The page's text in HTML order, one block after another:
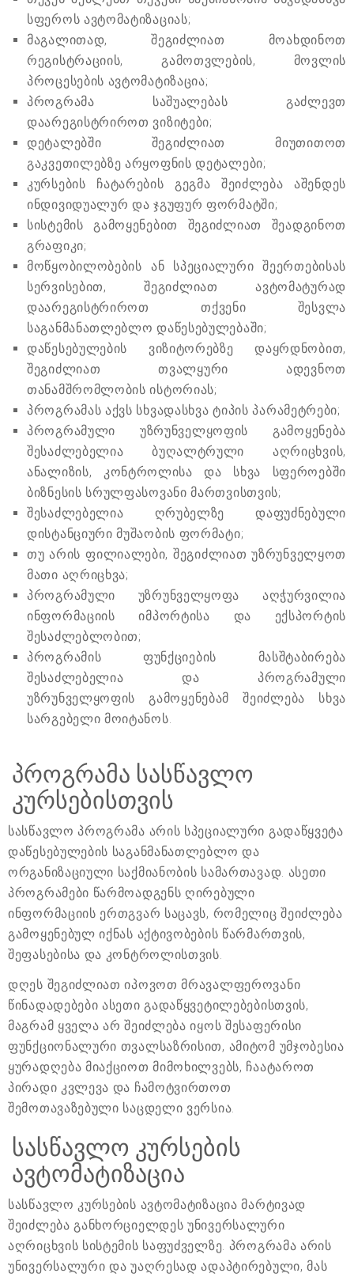
სფეროს ავტომატიზაციას;
მაგალითად, შეგიძლიათ მოახდინოთ
რეგისტრაციის, გამოთვლების, მოვლის
პროცესების ავტომატიზაცია;
პროგრამა საშუალებას გაძლევთ
დაარეგისტრიროთ ვიზიტები;
დეტალებში შეგიძლიათ მიუთითოთ
გაკვეთილებზე არყოფნის დეტალები;
კურსების ჩატარების გეგმა შეიძლება აშენდეს
ინდივიდუალურ და ჯგუფურ ფორმატში;
სისტემის გამოყენებით შეგიძლიათ შეადგინოთ
გრაფიკი;
მოწყობილობების ან სპეციალური შეერთებისას
სერვისებით, შეგიძლიათ ავტომატურად
დაარეგისტრიროთ თქვენი შესვლა
საგანმანათლებლო დაწესებულებაში;
დაწესებულების ვიზიტორებზე დაყრდნობით,
შეგიძლიათ თვალყური ადევნოთ
თანამშრომლობის ისტორიას;
პროგრამას აქვს სხვადასხვა ტიპის პარამეტრები;
პროგრამული უზრუნველყოფის გამოყენება
შესაძლებელია ბუღალტრული აღრიცხვის,
ანალიზის, კონტროლისა და სხვა სფეროებში
ბიზნესის სრულფასოვანი მართვისთვის;
შესაძლებელია ღრუბელზე დაფუძნებული
დისტანციური მუშაობის ფორმატი;
თუ არის ფილიალები, შეგიძლიათ უზრუნველყოთ
მათი აღრიცხვა;
პროგრამული უზრუნველყოფა აღჭურვილია
ინფორმაციის იმპორტისა და ექსპორტის
შესაძლებლობით;
პროგრამის ფუნქციების მასშტაბირება
შესაძლებელია და პროგრამული
უზრუნველყოფის გამოყენებამ შეიძლება სხვა
სარგებელი მოიტანოს.
პროგრამა სასწავლო
კურსებისთვის
სასწავლო პროგრამა არის სპეციალური გადაწყვეტა
დაწესებულების საგანმანათლებლო და
ორგანიზაციული საქმიანობის სამართავად. ასეთი
პროგრამები წარმოადგენს ღირებული
ინფორმაციის ერთგვარ საცავს, რომელიც შეიძლება
გამოყენებულ იქნას აქტივობების წარმართვის,
შეფასებისა და კონტროლისთვის.
დღეს შეგიძლიათ იპოვოთ მრავალფეროვანი
წინადადებები ასეთი გადაწყვეტილებებისთვის,
მაგრამ ყველა არ შეიძლება იყოს შესაფერისი
ფუნქციონალური თვალსაზრისით, ამიტომ უმჯობესია
ყურადღება მიაქციოთ მიმოხილვებს, ჩაატაროთ
პირადი კვლევა და ჩამოტვირთოთ
შემოთავაზებული საცდელი ვერსია.
სასწავლო კურსების
ავტომატიზაცია
სასწავლო კურსების ავტომატიზაცია მარტივად
შეიძლება განხორციელდეს უნივერსალური
აღრიცხვის სისტემის საფუძველზე. პროგრამა არის
უნივერსალური და უაღრესად ადაპტირებული, მას